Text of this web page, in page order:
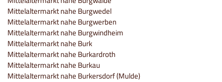
Mittelaltermarkt nahe Burgwedel
Mittelaltermarkt nahe Burgwerben
Mittelaltermarkt nahe Burgwindheim
Mittelaltermarkt nahe Burk
Mittelaltermarkt nahe Burkardroth
Mittelaltermarkt nahe Burkau
Mittelaltermarkt nahe Burkersdorf (Mulde)